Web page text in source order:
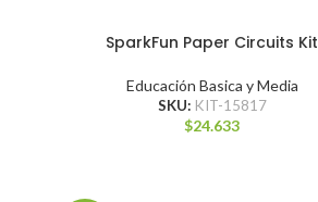
SparkFun Paper Circuits Kit
Educación Basica y Media
SKU: KIT-15817
$24.633